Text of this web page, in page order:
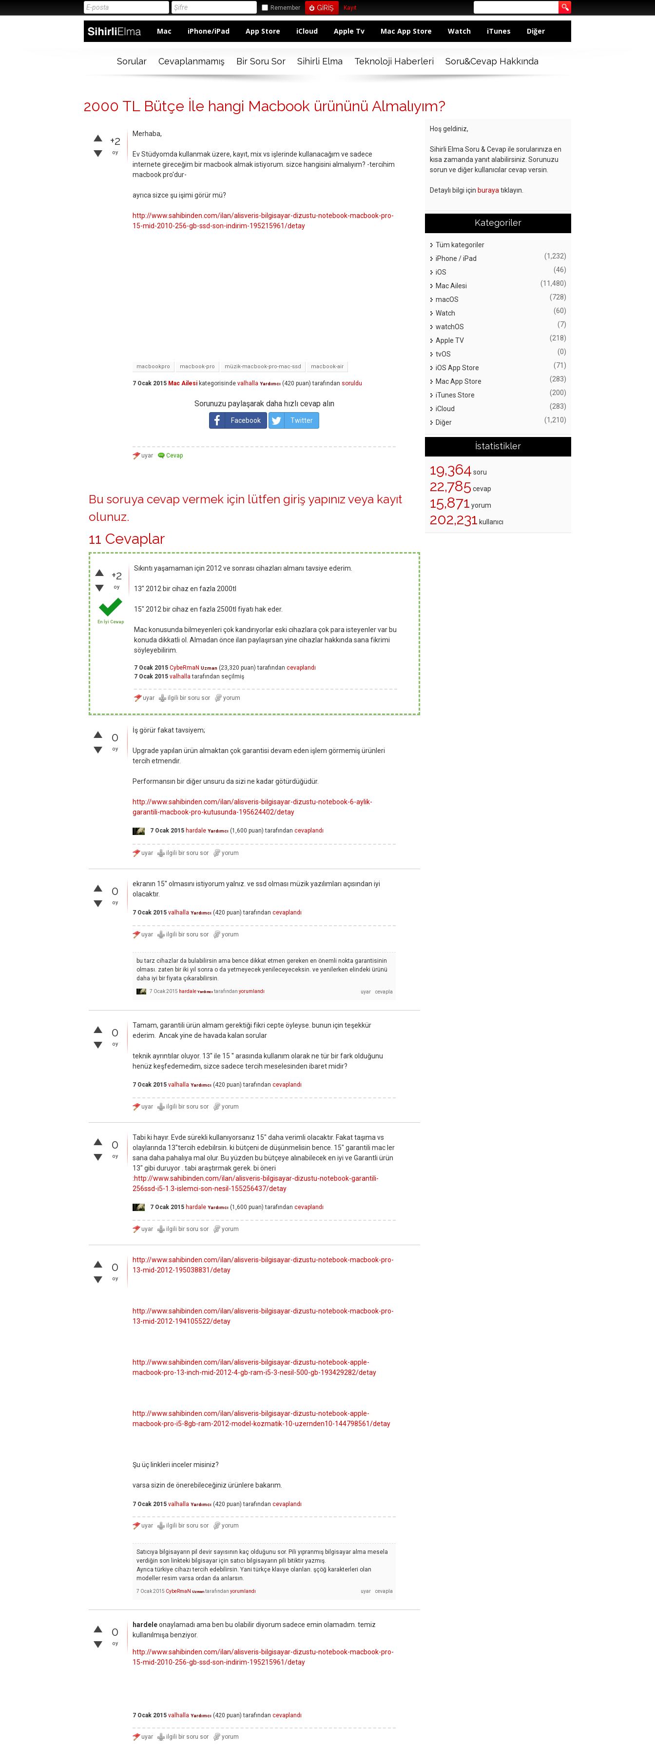
Remember Kayıt
Mac iPhone/iPad App Store iCloud Apple Tv Mac App Store Watch iTunes Diğer
Sorular Cevaplanmamış Bir Soru Sor Sihirli Elma Teknoloji Haberleri Soru&Cevap Hakkında
2000 TL Bütçe İle hangi Macbook ürününü Almalıyım?
+2
oy
Merhaba,
Ev Stüdyomda kullanmak üzere, kayıt, mix vs işlerinde kullanacağım ve sadece
internete gireceğim bir macbook almak istiyorum. sizce hangisini almalıyım? -tercihim
macbook pro'dur-
ayrıca sizce şu işimi görür mü?
http://www.sahibinden.com/ilan/alisveris-bilgisayar-dizustu-notebook-macbook-pro-
15-mid-2010-256-gb-ssd-son-indirim-195215961/detay
macbookpro macbook-pro müzik-macbook-pro-mac-ssd macbook-air
7 Ocak 2015 Mac Ailesi kategorisinde valhalla Yardımcı (420 puan) tarafından soruldu
Sorunuzu paylaşarak daha hızlı cevap alın
Facebook Twitter
Bu soruya cevap vermek için lütfen giriş yapınız veya kayıt
olunuz.
11 Cevaplar
+2
oy
En İyi Cevap
Sıkıntı yaşamaman için 2012 ve sonrası cihazları almanı tavsiye ederim.
13" 2012 bir cihaz en fazla 2000tl
15" 2012 bir cihaz en fazla 2500tl fiyatı hak eder.
Mac konusunda bilmeyenleri çok kandırıyorlar eski cihazlara çok para isteyenler var bu
konuda dikkatli ol. Almadan önce ilan paylaşırsan yine cihazlar hakkında sana fikrimi
söyleyebilirim.
7 Ocak 2015 CybeRmaN Uzman (23,320 puan) tarafından cevaplandı
7 Ocak 2015 valhalla tarafından seçilmiş
0
oy
İş görür fakat tavsiyem;
Upgrade yapılan ürün almaktan çok garantisi devam eden işlem görmemiş ürünleri
tercih etmendir.
Performansın bir diğer unsuru da sizi ne kadar götürdüğüdür.
http://www.sahibinden.com/ilan/alisveris-bilgisayar-dizustu-notebook-6-aylik-
garantili-macbook-pro-kutusunda-195624402/detay
7 Ocak 2015 hardale Yardımcı (1,600 puan) tarafından cevaplandı
0
oy
ekranın 15'' olmasını istiyorum yalnız. ve ssd olması müzik yazılımları açısından iyi
olacaktır.
7 Ocak 2015 valhalla Yardımcı (420 puan) tarafından cevaplandı
bu tarz cihazlar da bulabilirsin ama bence dikkat etmen gereken en önemli nokta garantisinin
olması. zaten bir iki yıl sonra o da yetmeyecek yenileceyeceksin. ve yenilerken elindeki ürünü
daha iyi bir fiyata çıkarabilirsin.
7 Ocak 2015 hardale Yardımcı tarafından yorumlandı
0
oy
Tamam, garantili ürün almam gerektiği fikri cepte öyleyse. bunun için teşekkür
ederim. Ancak yine de havada kalan sorular
teknik ayrıntılar oluyor. 13'' ile 15 '' arasında kullanım olarak ne tür bir fark olduğunu
henüz keşfedemedim, sizce sadece tercih meselesinden ibaret midir?
7 Ocak 2015 valhalla Yardımcı (420 puan) tarafından cevaplandı
0
oy
Tabi ki hayır. Evde sürekli kullanıyorsanız 15" daha verimli olacaktır. Fakat taşıma vs
olaylarında 13"tercih edebilrsin. ki bütçeni de düşünmelisin bence. 15" garantili mac ler
sana daha pahalıya mal olur. Bu yüzden bu bütçeye alınabilecek en iyi ve Garantli ürün
13" gibi duruyor . tabi araştırmak gerek. bi öneri
:http://www.sahibinden.com/ilan/alisveris-bilgisayar-dizustu-notebook-garantili-
256ssd-i5-1.3-islemci-son-nesil-155256437/detay
7 Ocak 2015 hardale Yardımcı (1,600 puan) tarafından cevaplandı
0
oy
http://www.sahibinden.com/ilan/alisveris-bilgisayar-dizustu-notebook-macbook-pro-
13-mid-2012-195038831/detay
http://www.sahibinden.com/ilan/alisveris-bilgisayar-dizustu-notebook-macbook-pro-
13-mid-2012-194105522/detay
http://www.sahibinden.com/ilan/alisveris-bilgisayar-dizustu-notebook-apple-
macbook-pro-13-inch-mid-2012-4-gb-ram-i5-3-nesil-500-gb-193429282/detay
http://www.sahibinden.com/ilan/alisveris-bilgisayar-dizustu-notebook-apple-
macbook-pro-i5-8gb-ram-2012-model-kozmatik-10-uzernden10-144798561/detay
Şu üç linkleri inceler misiniz?
varsa sizin de önerebileceğiniz ürünlere bakarım.
7 Ocak 2015 valhalla Yardımcı (420 puan) tarafından cevaplandı
Satıcıya bilgisayarın pil devir sayısının kaç olduğunu sor. Pili yıpranmış bilgisayar alma mesela
verdiğin son linkteki bilgisayar için satıcı bilgisayarın pili bitiktir yazmış.
Ayrıca türkiye cihazı tercih edebilirsin. Yani türkçe klavye olanları. şçöğ karakterleri olan
modeller resim varsa ordan da anlarsın.
7 Ocak 2015 CybeRmaN Uzman tarafından yorumlandı
0
oy
hardeleonaylamadı ama ben bu olabilir diyorum sadece emin olamadım. temiz
kullanılmışa benziyor.
http://www.sahibinden.com/ilan/alisveris-bilgisayar-dizustu-notebook-macbook-pro-
15-mid-2010-256-gb-ssd-son-indirim-195215961/detay
7 Ocak 2015 valhalla Yardımcı (420 puan) tarafından cevaplandı
Hoş geldiniz,
Sihirli Elma Soru & Cevap ile sorularınıza en
kısa zamanda yanıt alabilirsiniz. Sorunuzu
sorun ve diğer kullanıcılar cevap versin.
Detaylı bilgi için buraya tıklayın.
Kategoriler
Tüm kategoriler
iPhone / iPad
(1,232)
iOS (46)
Mac Ailesi (11,480)
macOS (728)
Watch (60)
watchOS (7)
Apple TV (218)
tvOS (0)
iOS App Store (71)
Mac App Store (283)
iTunes Store (200)
iCloud (283)
Diğer (1,210)
İstatistikler
19,364 soru
22,785 cevap
15,871 yorum
202,231 kullanıcı